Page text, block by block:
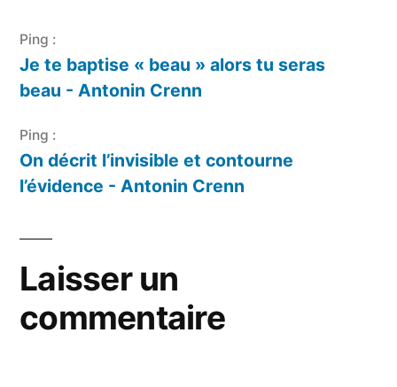
Ping :
Je te baptise « beau » alors tu seras
beau - Antonin Crenn
Ping :
On décrit l’invisible et contourne
l’évidence - Antonin Crenn
Laisser un
commentaire